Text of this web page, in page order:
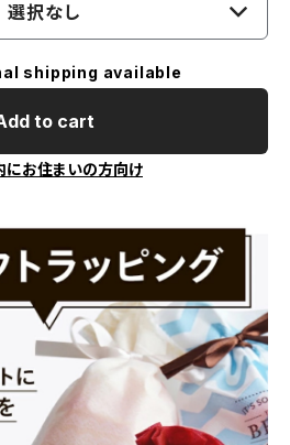
選択なし
shipping available
to cart
にお住まいの方向け